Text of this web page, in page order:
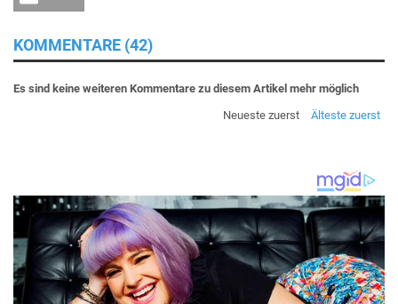
KOMMENTARE (42)
Es sind keine weiteren Kommentare zu diesem Artikel mehr möglich
Neueste zuerst
Älteste zuerst